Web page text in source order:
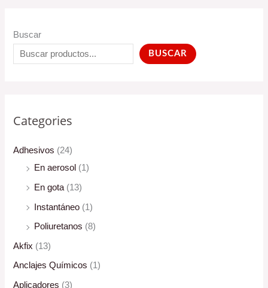
Buscar
BUSCAR
Categories
Adhesivos (24)
En aerosol (1)
En gota (13)
Instantáneo (1)
Poliuretanos (8)
Akfix (13)
Anclajes Químicos (1)
Aplicadores (3)